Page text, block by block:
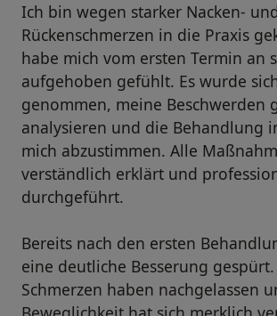
Ich bin wegen starker Nacken-
Rückenschmerzen in die Praxis
habe mich vom ersten Termin an
aufgehoben gefühlt. Es wurde
genommen, meine Beschwerden
analysieren und die Behandlung
mich abzustimmen. Alle
verständlich erklärt und
durchgeführt.
Bereits nach den ersten
eine deutliche Besserung
Schmerzen haben nachgelassen